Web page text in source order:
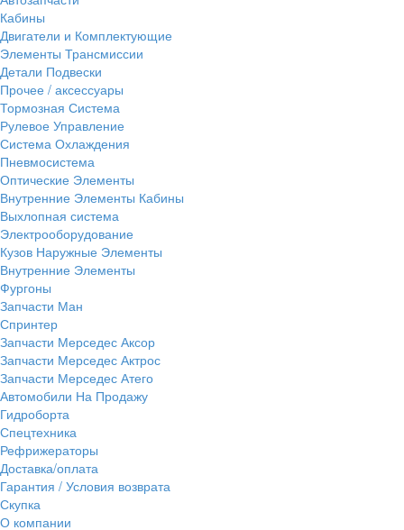
Кабины
Двигатели и Комплектующие
Элементы Трансмиссии
Детали Подвески
Прочее / аксессуары
Тормозная Система
Рулевое Управление
Система Охлаждения
Пневмосистема
Оптические Элементы
Внутренние Элементы Кабины
Выхлопная система
Электрооборудование
Кузов Наружные Элементы
Внутренние Элементы
Фургоны
Запчасти Ман
Спринтер
Запчасти Мерседес Аксор
Запчасти Мерседес Актрос
Запчасти Мерседес Атего
Автомобили На Продажу
Гидроборта
Спецтехника
Рефрижераторы
Доставка/оплата
Гарантия / Условия возврата
Скупка
О компании